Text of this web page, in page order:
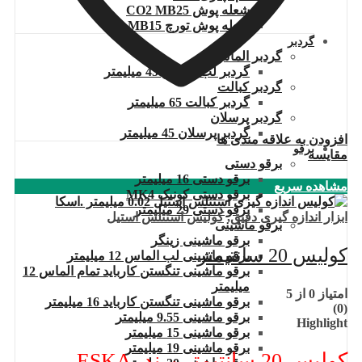
شعله پوش CO2 MB25
شعله پوش تورچ MB15
گردبر
گردبر الماس
گردبر لب الماس 45 میلیمتر
گردبر کبالت
گردبر کبالت 65 میلیمتر
گردبر پرسلان
گردبر پرسلان 45 میلیمتر
برقو
برقو دستی
برقو دستی 16 میلیمتر
برقو دستی کونیک MK4
برقو دستی 29 میلیمتر
برقو ماشینی
برقو ماشینی زینگر
برقو ماشینی لب الماس 12 میلیمتر
برقو ماشینی تنگستن کارباید تمام الماس 12
میلیمتر
برقو ماشینی تنگستن کارباید 16 میلیمتر
برقو ماشینی 9.55 میلیمتر
برقو ماشینی 15 میلیمتر
برقو ماشینی 19 میلیمتر
افزودن به علاقه مندی ها
مقایسه
مشاهده سریع
ابزار اندازه گیری دقیق,کولیس استنلس استیل
کولیس 20 سانتیمتر
امتیاز 0 از 5
(0)
Highlight